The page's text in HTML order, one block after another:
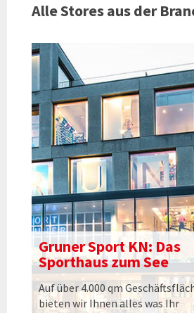
Alle Stores aus der
Gruner Sport KN: Das
Sporthaus zum See
Auf über 4.000 qm
bieten wir Ihnen alles was Ihr